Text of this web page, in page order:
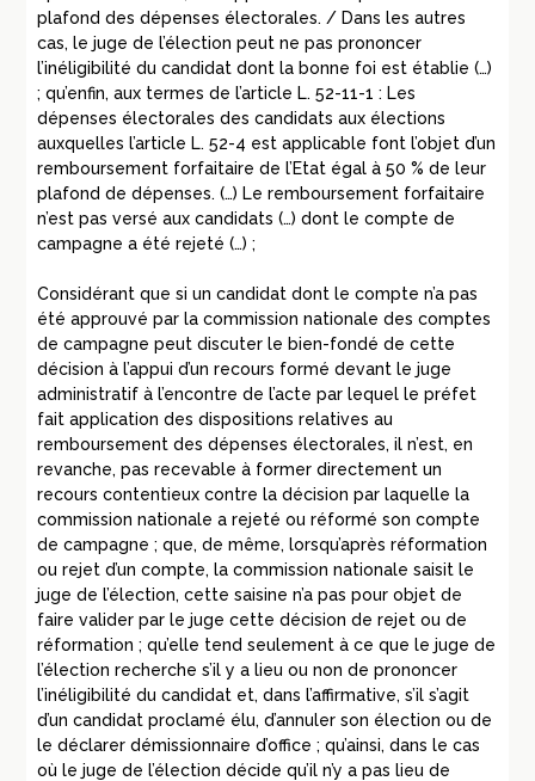
plafond des dépenses électorales. / Dans les autres
cas, le juge de l’élection peut ne pas prononcer
l’inéligibilité du candidat dont la bonne foi est établie (…)
; qu’enfin, aux termes de l’article L. 52-11-1 : Les
dépenses électorales des candidats aux élections
auxquelles l’article L. 52-4 est applicable font l’objet d’un
remboursement forfaitaire de l’Etat égal à 50 % de leur
plafond de dépenses. (…) Le remboursement forfaitaire
n’est pas versé aux candidats (…) dont le compte de
campagne a été rejeté (…) ;
Considérant que si un candidat dont le compte n’a pas
été approuvé par la commission nationale des comptes
de campagne peut discuter le bien-fondé de cette
décision à l’appui d’un recours formé devant le juge
administratif à l’encontre de l’acte par lequel le préfet
fait application des dispositions relatives au
remboursement des dépenses électorales, il n’est, en
revanche, pas recevable à former directement un
recours contentieux contre la décision par laquelle la
commission nationale a rejeté ou réformé son compte
de campagne ; que, de même, lorsqu’après réformation
ou rejet d’un compte, la commission nationale saisit le
juge de l’élection, cette saisine n’a pas pour objet de
faire valider par le juge cette décision de rejet ou de
réformation ; qu’elle tend seulement à ce que le juge de
l’élection recherche s’il y a lieu ou non de prononcer
l’inéligibilité du candidat et, dans l’affirmative, s’il s’agit
d’un candidat proclamé élu, d’annuler son élection ou de
le déclarer démissionnaire d’office ; qu’ainsi, dans le cas
où le juge de l’élection décide qu’il n’y a pas lieu de